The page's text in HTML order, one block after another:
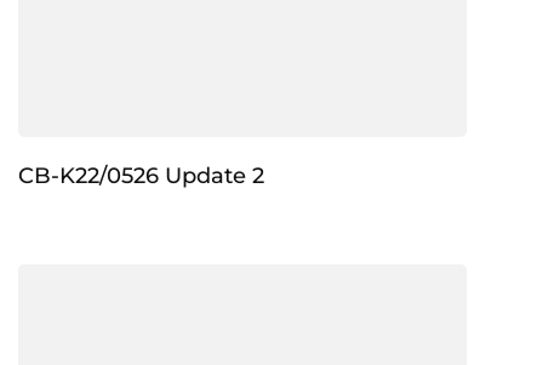
CB-K22/0526 Update 2